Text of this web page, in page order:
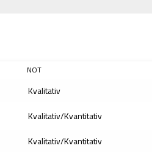
NOT
Kvalitativ
Kvalitativ/Kvantitativ
Kvalitativ/Kvantitativ